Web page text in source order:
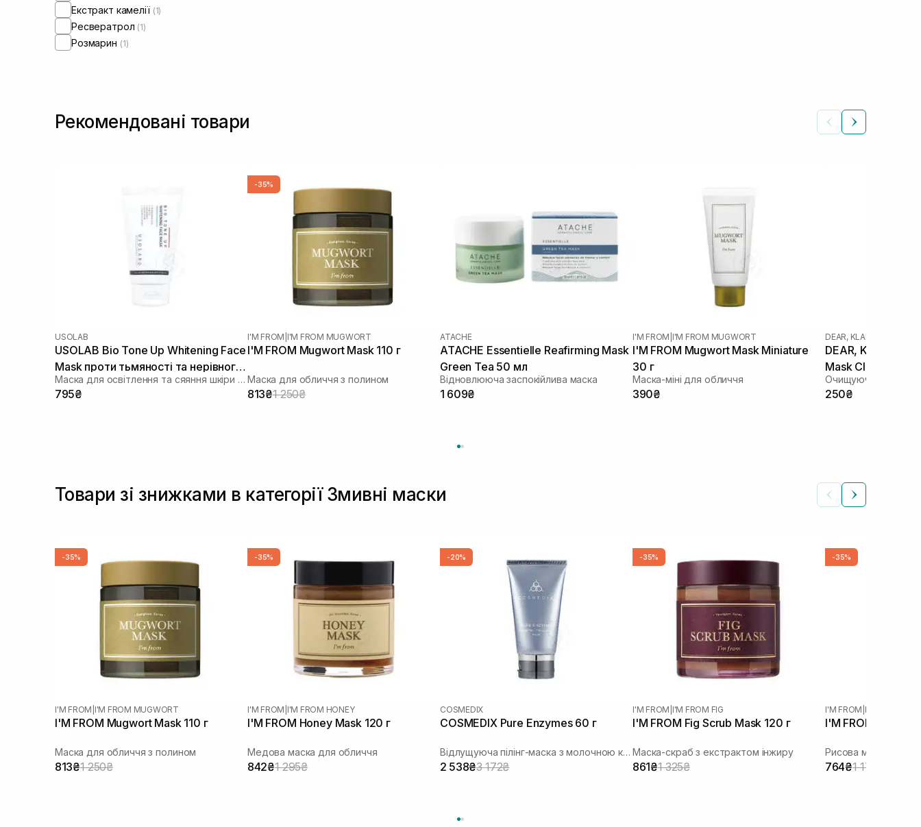
Екстракт камелії (1)
Ресвератрол (1)
Розмарин (1)
Рекомендовані товари
USOLAB
USOLAB Bio Tone Up Whitening Face
Mask проти тьмяності та нерівного
тону 50 мл
Маска для освітлення та сяяння шкіри обличчя
795₴
-35%
I'M FROM I'M FROM MUGWORT
I'M FROM Mugwort Mask 110 г
Маска для обличчя з полином
813₴1 250₴
ATACHE
ATACHE Essentielle Reafirming Mask
Green Tea 50 мл
Відновлююча заспокійлива маска
1 609₴
I'M FROM I'M FROM MUGWORT
I'M FROM Mugwort Mask Miniature
30 г
Маска-міні для обличчя
390₴
DEAR, KLAIRS
DEAR, KLAIRS
Mask Cleanser 20
Очищуюча маска з
250₴
Товари зі знижками в категорії Змивні маски
-35%
I'M FROM I'M FROM MUGWORT
I'M FROM Mugwort Mask 110 г
Маска для обличчя з полином
813₴1 250₴
-35%
I'M FROM I'M FROM HONEY
I'M FROM Honey Mask 120 г
Медова маска для обличчя
842₴1 295₴
-20%
COSMEDIX
COSMEDIX Pure Enzymes 60 г
Відлущуюча пілінг-маска з молочною кислотою
2 538₴3 172₴
-35%
I'M FROM I'M FROM FIG
I'M FROM Fig Scrub Mask 120 г
Маска-скраб з екстрактом інжиру
861₴1 325₴
-35%
I'M FROM I'M FROM RICE
I'M FROM Rice
Рисова маска-
764₴1 175₴